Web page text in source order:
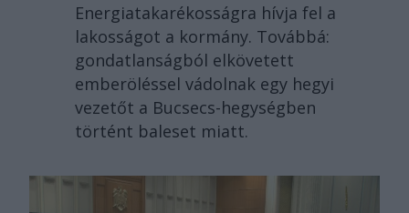
Energiatakarékosságra hívja fel a
lakosságot a kormány. Továbbá:
gondatlanságból elkövetett
emberöléssel vádolnak egy hegyi
vezetőt a Bucsecs-hegységben
történt baleset miatt.